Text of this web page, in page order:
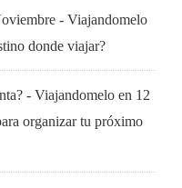
- Viajandomelo
donde viajar?
- Viajandomelo en 12
organizar tu próximo